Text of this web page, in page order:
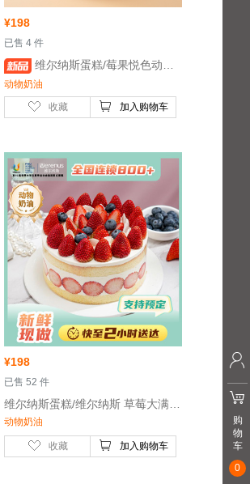
¥198
已售 4 件
维尔纳斯蛋糕/莓果悦色动物奶油蛋糕/6英寸- 鸡蛋、稀奶油、牛奶
动物奶油
收藏 加入购物车
¥198
已售 52 件
动物奶油
收藏 加入购物车
购
物
车
0